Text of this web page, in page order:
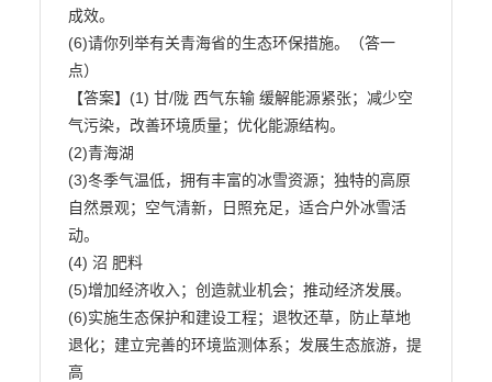
成效。
(6)请你列举有关青海省的生态环保措施。（答一
点）
【答案】(1) 甘/陇 西气东输 缓解能源紧张；减少空
气污染，改善环境质量；优化能源结构。
(2)青海湖
(3)冬季气温低，拥有丰富的冰雪资源；独特的高原
自然景观；空气清新，日照充足，适合户外冰雪活
动。
(4) 沼 肥料
(5)增加经济收入；创造就业机会；推动经济发展。
(6)实施生态保护和建设工程；退牧还草，防止草地
退化；建立完善的环境监测体系；发展生态旅游，提
高